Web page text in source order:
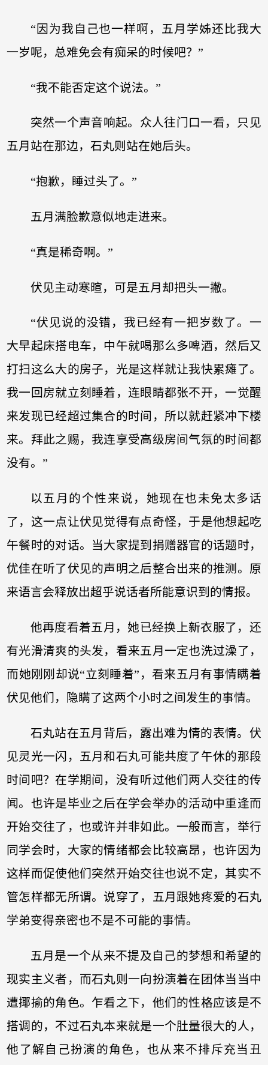
“因为我自己也一样啊，五月学姊还比我大
一岁呢，总难免会有痴呆的时候吧？”
“我不能否定这个说法。”
突然一个声音响起。众人往门口一看，只见
五月站在那边，石丸则站在她后头。
“抱歉，睡过头了。”
五月满脸歉意似地走进来。
“真是稀奇啊。”
伏见主动寒暄，可是五月却把头一撇。
“伏见说的没错，我已经有一把岁数了。一
大早起床搭电车，中午就喝那么多啤酒，然后又
打扫这么大的房子，光是这样就让我快累瘫了。
我一回房就立刻睡着，连眼睛都张不开，一觉醒
来发现已经超过集合的时间，所以就赶紧冲下楼
来。拜此之赐，我连享受高级房间气氛的时间都
没有。”
以五月的个性来说，她现在也未免太多话
了，这一点让伏见觉得有点奇怪，于是他想起吃
午餐时的对话。当大家提到捐赠器官的话题时，
优佳在听了伏见的声明之后整合出来的推测。原
来语言会释放出超乎说话者所能意识到的情报。
他再度看着五月，她已经换上新衣服了，还
有光滑清爽的头发，看来五月一定也洗过澡了，
而她刚刚却说“立刻睡着”，看来五月有事情瞒着
伏见他们，隐瞒了这两个小时之间发生的事情。
石丸站在五月背后，露出难为情的表情。伏
见灵光一闪，五月和石丸可能共度了午休的那段
时间吧？在学期间，没有听过他们两人交往的传
闻。也许是毕业之后在学会举办的活动中重逢而
开始交往了，也或许并非如此。一般而言，举行
同学会时，大家的情绪都会比较高昂，也许因为
这样而促使他们突然开始交往也说不定，其实不
管怎样都无所谓。说穿了，五月跟她疼爱的石丸
学弟变得亲密也不是不可能的事情。
五月是一个从来不提及自己的梦想和希望的
现实主义者，而石丸则一向扮演着在团体当当中
遭揶揄的角色。乍看之下，他们的性格应该是不
搭调的，不过石丸本来就是一个肚量很大的人，
他了解自己扮演的角色，也从来不排斥充当丑